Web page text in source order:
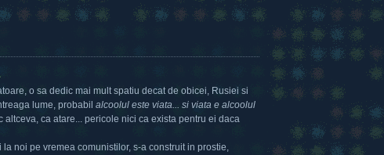
o sa dedic mai mult spatiu decat de obicei, Rusiei si
lume, probabil alcoolul este viata... si viata e alcoolul
ca atare... pericole nici ca exista pentru ei daca
noi pe vremea comunistilor, s-a construit in prostie,